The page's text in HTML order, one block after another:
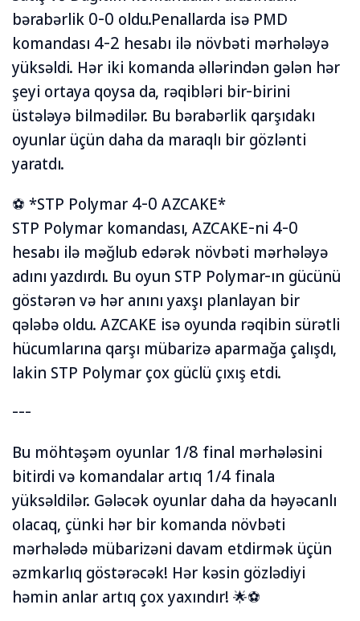
bərabərlik 0-0 oldu.Penallarda isə PMD
komandası 4-2 hesabı ilə növbəti mərhələyə
yüksəldi. Hər iki komanda əllərindən gələn hər
şeyi ortaya qoysa da, rəqibləri bir-birini
üstələyə bilmədilər. Bu bərabərlik qarşıdakı
oyunlar üçün daha da maraqlı bir gözlənti
yaratdı.
⚽ *STP Polymar 4-0 AZCAKE*
STP Polymar komandası, AZCAKE-ni 4-0
hesabı ilə məğlub edərək növbəti mərhələyə
adını yazdırdı. Bu oyun STP Polymar-ın gücünü
göstərən və hər anını yaxşı planlayan bir
qələbə oldu. AZCAKE isə oyunda rəqibin sürətli
hücumlarına qarşı mübarizə aparmağa çalışdı,
lakin STP Polymar çox güclü çıxış etdi.
---
Bu möhtəşəm oyunlar 1/8 final mərhələsini
bitirdi və komandalar artıq 1/4 finala
yüksəldilər. Gələcək oyunlar daha da həyəcanlı
olacaq, çünki hər bir komanda növbəti
mərhələdə mübarizəni davam etdirmək üçün
əzmkarlıq göstərəcək! Hər kəsin gözlədiyi
həmin anlar artıq çox yaxındır! 🌟⚽